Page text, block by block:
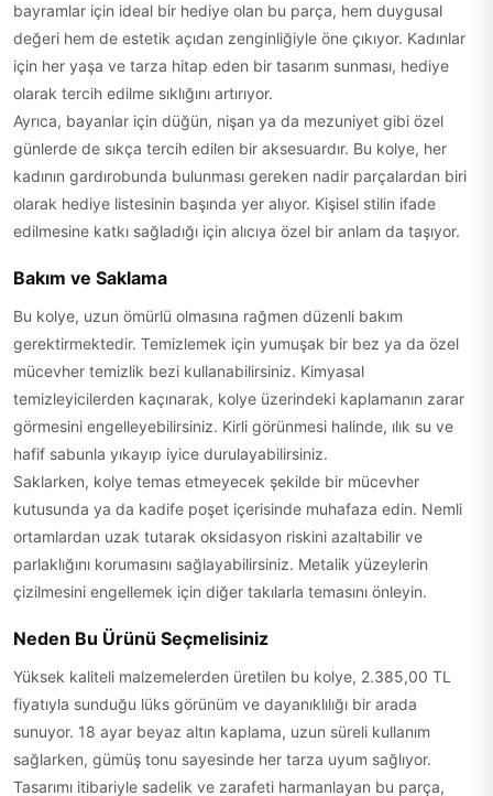
bayramlar için ideal bir hediye olan bu parça, hem duygusal
değeri hem de estetik açıdan zenginliğiyle öne çıkıyor. Kadınlar
için her yaşa ve tarza hitap eden bir tasarım sunması, hediye
olarak tercih edilme sıklığını artırıyor.
Ayrıca, bayanlar için düğün, nişan ya da mezuniyet gibi özel
günlerde de sıkça tercih edilen bir aksesuardır. Bu kolye, her
kadının gardırobunda bulunması gereken nadir parçalardan biri
olarak hediye listesinin başında yer alıyor. Kişisel stilin ifade
edilmesine katkı sağladığı için alıcıya özel bir anlam da taşıyor.
Bakım ve Saklama
Bu kolye, uzun ömürlü olmasına rağmen düzenli bakım
gerektirmektedir. Temizlemek için yumuşak bir bez ya da özel
mücevher temizlik bezi kullanabilirsiniz. Kimyasal
temizleyicilerden kaçınarak, kolye üzerindeki kaplamanın zarar
görmesini engelleyebilirsiniz. Kirli görünmesi halinde, ılık su ve
hafif sabunla yıkayıp iyice durulayabilirsiniz.
Saklarken, kolye temas etmeyecek şekilde bir mücevher
kutusunda ya da kadife poşet içerisinde muhafaza edin. Nemli
ortamlardan uzak tutarak oksidasyon riskini azaltabilir ve
parlaklığını korumasını sağlayabilirsiniz. Metalik yüzeylerin
çizilmesini engellemek için diğer takılarla temasını önleyin.
Neden Bu Ürünü Seçmelisiniz
Yüksek kaliteli malzemelerden üretilen bu kolye, 2.385,00 TL
fiyatıyla sunduğu lüks görünüm ve dayanıklılığı bir arada
sunuyor. 18 ayar beyaz altın kaplama, uzun süreli kullanım
sağlarken, gümüş tonu sayesinde her tarza uyum sağlıyor.
Tasarımı itibariyle sadelik ve zarafeti harmanlayan bu parça,